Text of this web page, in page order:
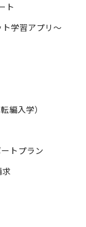
ト
学習アプリ～
編入学）
トプラン
求